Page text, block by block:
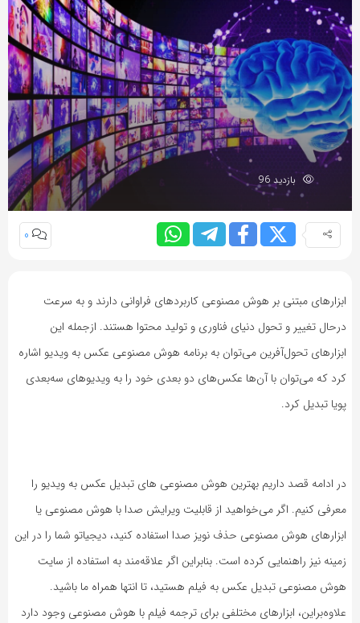
بازدید 96
0
ابزارهای مبتنی بر هوش مصنوعی کاربردهای فراوانی دارند و به سرعت
درحال تغییر و تحول دنیای فناوری و تولید محتوا هستند. ازجمله این
ابزارهای تحول‌آفرین می‌توان به برنامه هوش مصنوعی عکس به ویدیو اشاره
کرد که می‌توان با آن‌ها عکس‌های دو بعدی خود را به ویدیوهای سه‌بعدی
پویا تبدیل کرد.
در ادامه قصد داریم بهترین هوش مصنوعی های تبدیل عکس به ویدیو را
معرفی کنیم. اگر می‌خواهید از قابلیت ویرایش صدا با هوش مصنوعی یا
ابزارهای هوش مصنوعی حذف نویز صدا استفاده کنید، دیجیاتو شما را در این
زمینه نیز راهنمایی کرده است. بنابراین اگر علاقه‌مند به استفاده از سایت
هوش مصنوعی تبدیل عکس به فیلم هستید، تا انتها همراه ما باشید.
علاوه‌براین، ابزارهای مختلفی برای ترجمه فیلم با هوش مصنوعی وجود دارد